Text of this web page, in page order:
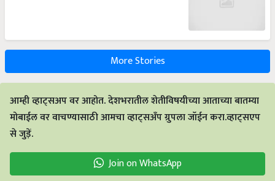
More Stories
आम्ही व्हाट्सअप वर आहोत. देशभरातील शेतीविषयीच्या आताच्या बातम्या
मोबाईल वर वाचण्यासाठी आमचा व्हाट्सअँप ग्रुपला जॉईन करा.व्हाट्सएप
से जुड़ें.
Join on WhatsApp